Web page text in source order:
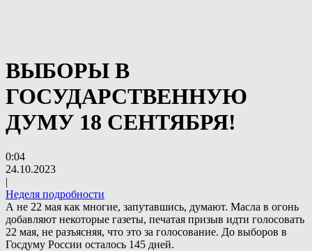
ВЫБОРЫ В
ГОСУДАРСТВЕННУЮ
ДУМУ 18 СЕНТЯБРЯ!
0:04
24.10.2023
|
Неделя подробности
А не 22 мая как многие, запутавшись, думают. Масла в огонь
добавляют некоторые газеты, печатая призыв идти голосовать
22 мая, не разъясняя, что это за голосование. До выборов в
Госдуму России осталось 145 дней.